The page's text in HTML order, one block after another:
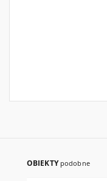
OBIEKTY podobne